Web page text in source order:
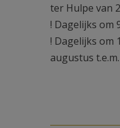
ter Hulpe van
! Dagelijks om
! Dagelijks om
augustus